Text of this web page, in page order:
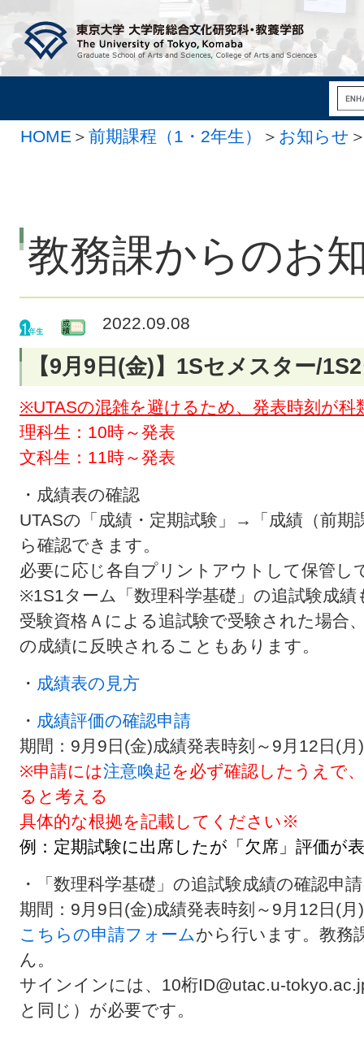
HOME ＞ 前期課程（1・2年生） ＞ お知らせ
教務課からのお
2022.09.08
【9月9日(金)】1Sセメスター/
※UTASの混雑を避けるため、発表時刻が
理科生：10時～発表
文科生：11時～発表
・成績表の確認
UTASの「成績・定期試験」→「成績（前
ら確認できます。
必要に応じ各自プリントアウトして保管し
※1S1ターム「数理科学基礎」の追試験成
受験資格Ａによる追試験で受験された場合
の成績に反映されることもあります。
・ 成績表の見方
・ 成績評価の確認申請
期間：9月9日(金)成績発表時刻～9月12日(
※申請には注意喚起を必ず確認したうえで
ると考える
具体的な根拠を記載してください※
例： 定期試験に出席したが「欠席」評価が
・「数理科学基礎」の追試験成績の確認申請
期間：9月9日(金)成績発表時刻～9月12日(
こちらの申請フォームから行います。教務
ん。
サインインには、10桁ID@utac.u-
と同じ）が必要です。